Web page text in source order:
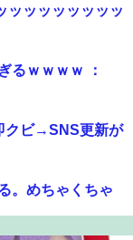
ッッッッッッッッ
るｗｗｗｗ ：
クビ→SNS更新が
。めちゃくちゃ